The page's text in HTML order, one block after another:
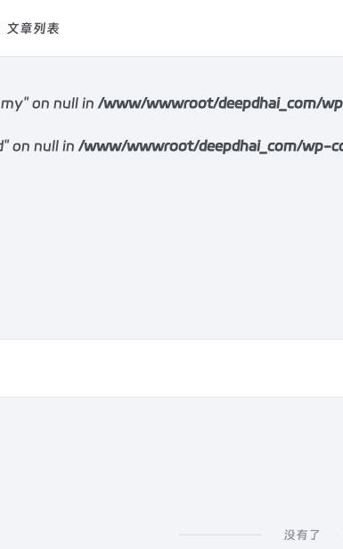
on null in /www/wwwroot/deepdhai_com/
on null in /www/wwwroot/deepdhai_com/wp-
文章列表
没有了